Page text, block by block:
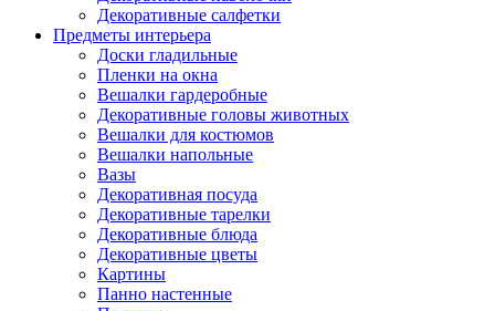
Декоративные салфетки
Предметы интерьера
Доски гладильные
Пленки на окна
Вешалки гардеробные
Декоративные головы животных
Вешалки для костюмов
Вешалки напольные
Вазы
Декоративная посуда
Декоративные тарелки
Декоративные блюда
Декоративные цветы
Картины
Панно настенные